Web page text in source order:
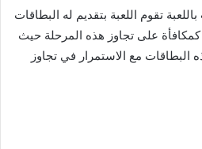
تقوم اللعبة بتقديم له البطاقات
على تجاوز هذه المرحلة حيث
مع الاستمرار في تجاوز